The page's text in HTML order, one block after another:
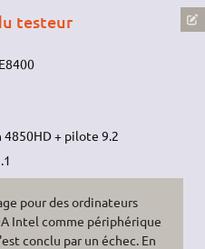
testeur
4850HD + pilote 9.2
pour des ordinateurs
Intel comme périphérique
conclu par un échec. En